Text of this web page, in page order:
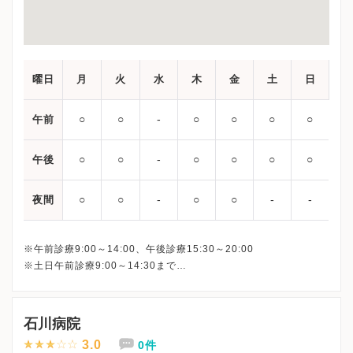
曜日 月 火 水 木 金 土 日
午前 ○ ○ ‐ ○ ○ ○ ○
午後 ○ ○ ‐ ○ ○ ○ ○
夜間 ○ ○ ‐ ○ ○ ‐ ‐
※午前診療9:00～14:00、午後診療15:30～20:00
※土日午前診療9:00～14:30まで
平日午後：19:30
土日： 14:00
石川病院
3.0 0件